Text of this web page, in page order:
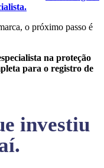
o próximo passo é
na proteção
para o registro de
investiu